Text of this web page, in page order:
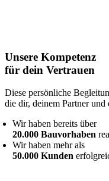
Unsere Kompetenz
für dein Vertrauen
Diese persönliche
die dir, deinem Partner
Wir haben bereits über
20.000 Bauvorhaben
Wir haben mehr als
50.000 Kunden